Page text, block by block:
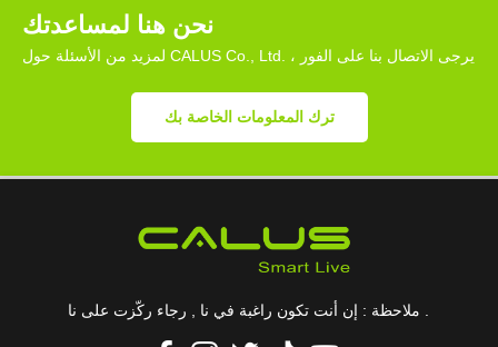
نحن هنا لمساعدتك
لمزيد من الأسئلة حول CALUS Co., Ltd. ، يرجى الاتصال بنا على الفور
ترك المعلومات الخاصة بك